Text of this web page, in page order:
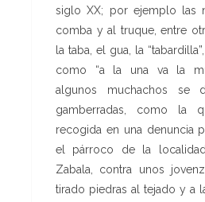
siglo XX; por ejemplo las
comba y al truque, entre
la taba, el gua, la
como “a la una va la
algunos muchachos se
gamberradas, como la
recogida en una denuncia
el párroco de la
Zabala, contra unos
tirado piedras al tejado y a